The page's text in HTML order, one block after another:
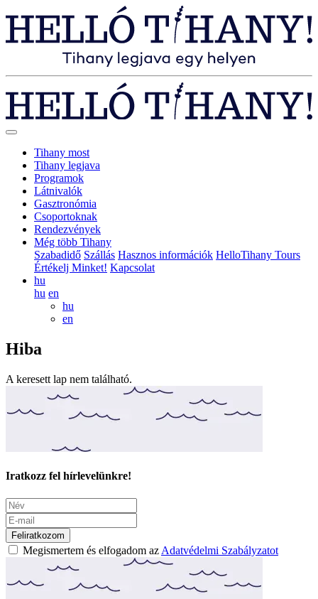
Tihany most
Tihany legjava
Programok
Látnivalók
Gasztronómia
Csoportoknak
Rendezvények
Még több Tihany
Szabadidő Szállás Hasznos információk HelloTihany Tours
Értékelj Minket! Kapcsolat
hu
hu en
hu
en
Hiba
A keresett lap nem található.
Iratkozz fel hírlevelünkre!
Feliratkozom
Megismertem és elfogadom az Adatvédelmi Szabályzatot